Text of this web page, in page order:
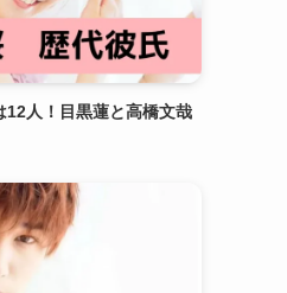
12人！目黒蓮と高橋文哉